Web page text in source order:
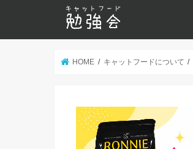
HOME キャットフードについて